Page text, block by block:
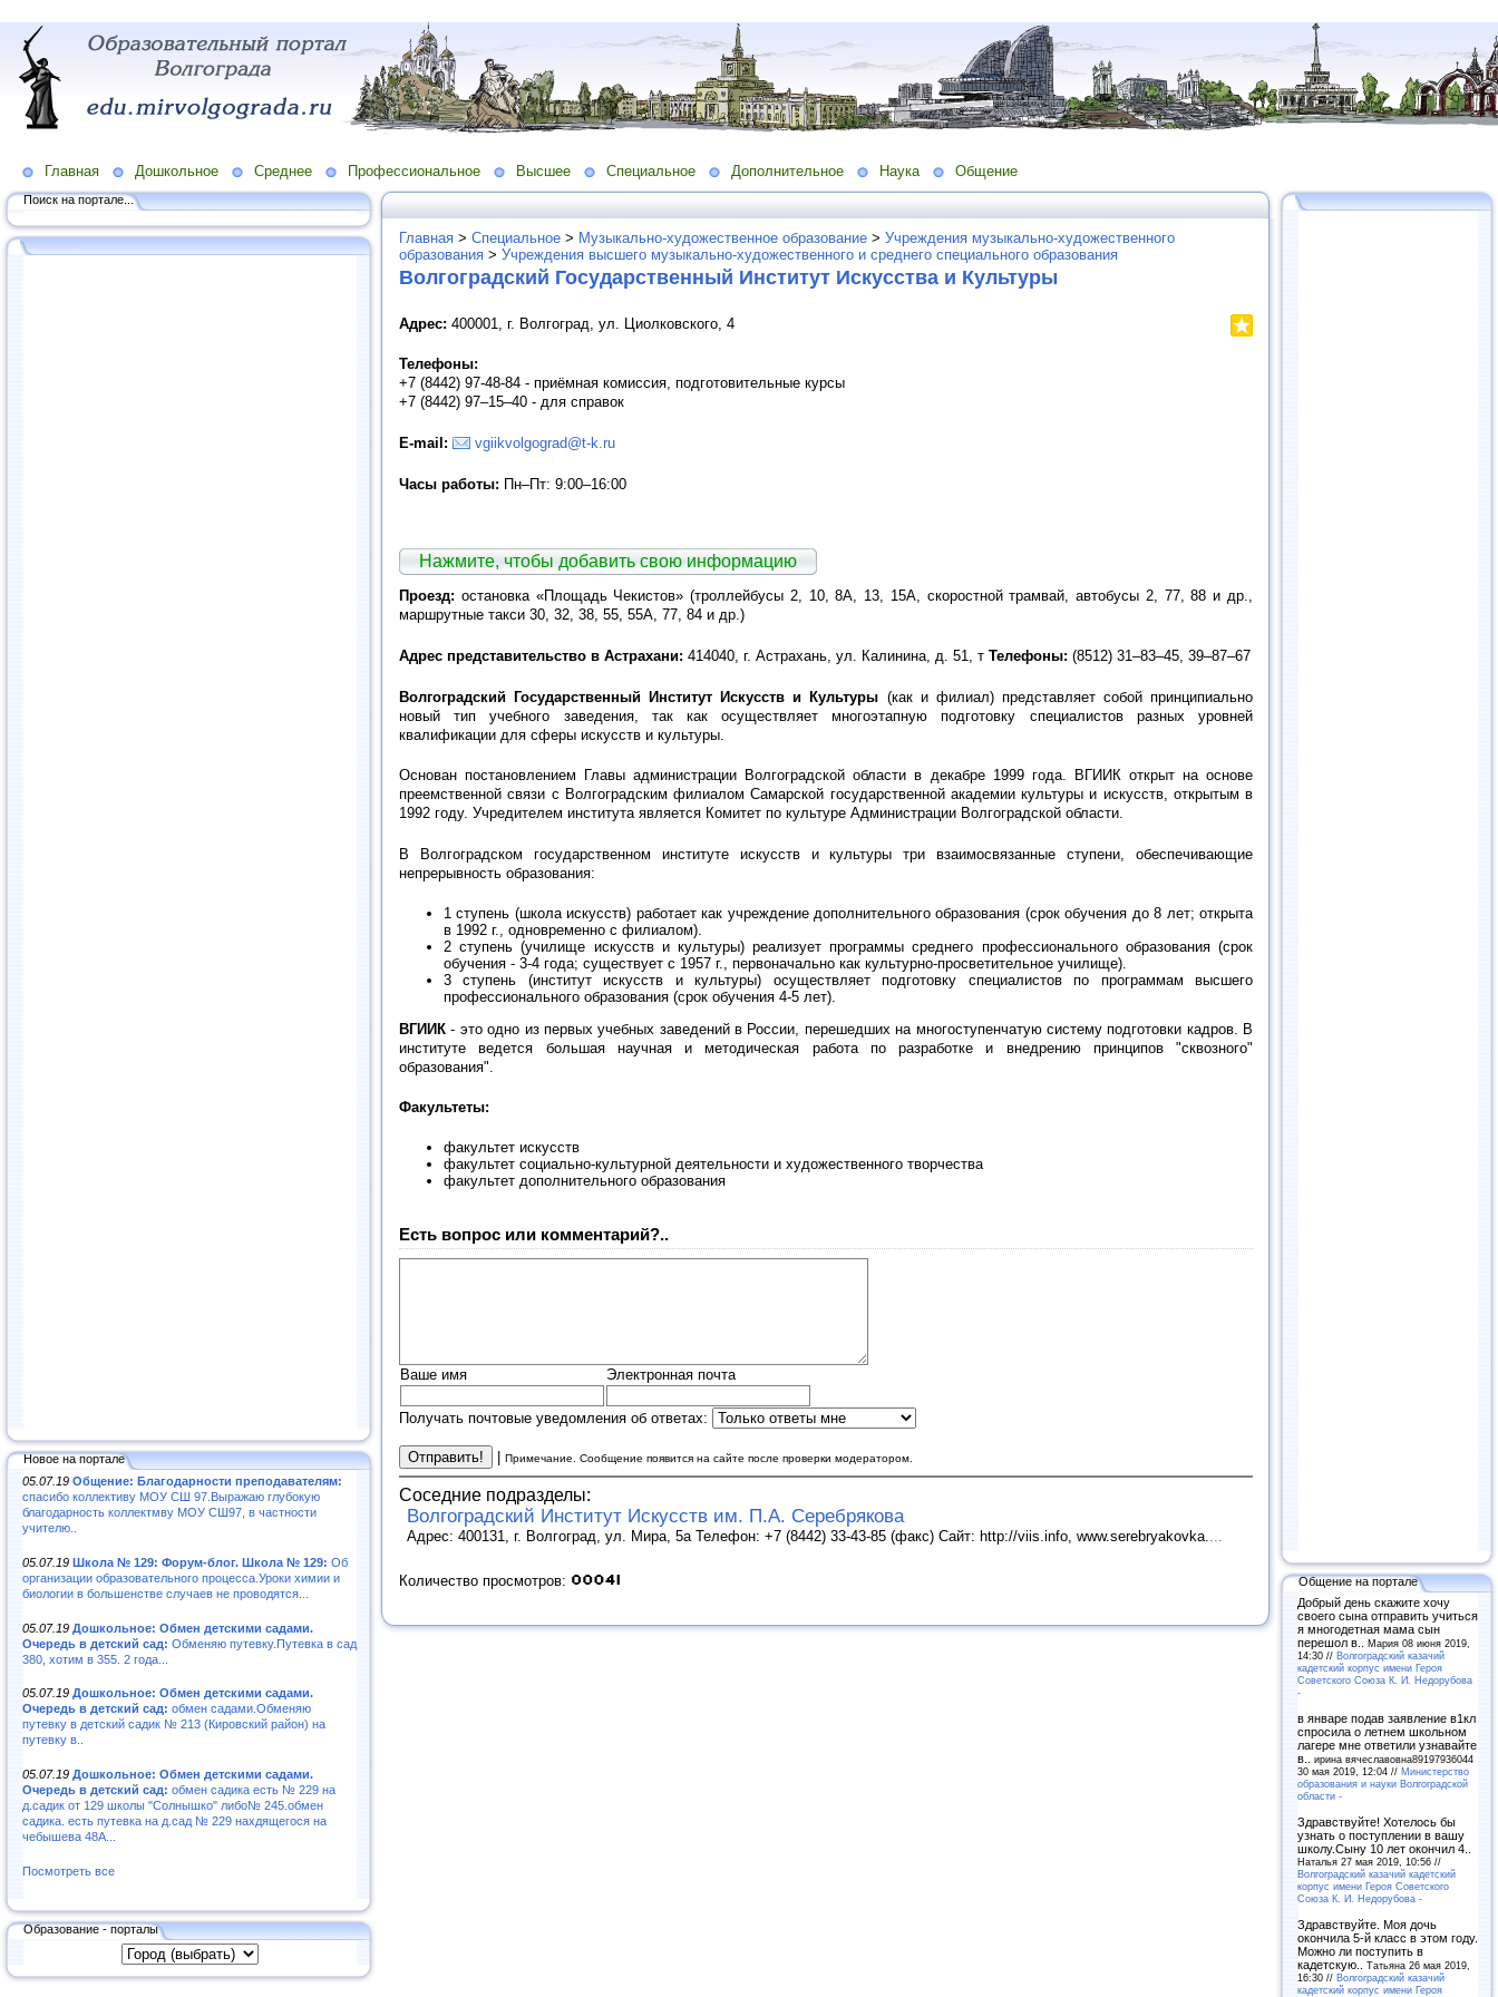
Главная Дошкольное Среднее Профессиональное Высшее Специальное Дополнительное Наука Общение
Поиск на портале...
Новое на портале
05.07.19 Общение: Благодарности преподавателям:
спасибо коллективу МОУ СШ 97.Выражаю глубокую
благодарность коллектмву МОУ СШ97, в частности
учителю..
05.07.19 Школа № 129: Форум-блог. Школа № 129: Об
организации образовательного процесса.Уроки химии и
биологии в большенстве случаев не проводятся...
05.07.19 Дошкольное: Обмен детскими садами.
Очередь в детский сад: Обменяю путевку.Путевка в сад
380, хотим в 355. 2 года...
05.07.19 Дошкольное: Обмен детскими садами.
Очередь в детский сад: обмен садами.Обменяю
путевку в детский садик № 213 (Кировский район) на
путевку в..
05.07.19 Дошкольное: Обмен детскими садами.
Очередь в детский сад: обмен садика есть № 229 на
д.садик от 129 школы "Солнышко" либо№ 245.обмен
садика. есть путевка на д.сад № 229 нахдящегося на
чебышева 48А...
Посмотреть все
Образование - порталы
Главная > Специальное > Музыкально-художественное образование > Учреждения музыкально-художественного
образования > Учреждения высшего музыкально-художественного и среднего специального образования
Волгоградский Государственный Институт Искусства и Культуры
Адрес: 400001, г. Волгоград, ул. Циолковского, 4
Телефоны:
+7 (8442) 97-48-84 - приёмная комиссия, подготовительные курсы
+7 (8442) 97–15–40 - для справок
E-mail : vgiikvolgograd@t-k.ru
Часы работы: Пн–Пт: 9:00–16:00
Нажмите, чтобы добавить свою информацию
Проезд: остановка «Площадь Чекистов» (троллейбусы 2, 10, 8А, 13, 15А, скоростной трамвай, автобусы 2, 77, 88 и др.,
маршрутные такси 30, 32, 38, 55, 55А, 77, 84 и др.)
Адрес представительство в Астрахани: 414040, г. Астрахань, ул. Калинина, д. 51, т Телефоны: (8512) 31–83–45, 39–87–67
Волгоградский Государственный Институт Искусств и Культуры (как и филиал) представляет собой принципиально
новый тип учебного заведения, так как осуществляет многоэтапную подготовку специалистов разных уровней
квалификации для сферы искусств и культуры.
Основан постановлением Главы администрации Волгоградской области в декабре 1999 года. ВГИИК открыт на основе
преемственной связи с Волгоградским филиалом Самарской государственной академии культуры и искусств, открытым в
1992 году. Учредителем института является Комитет по культуре Администрации Волгоградской области.
В Волгоградском государственном институте искусств и культуры три взаимосвязанные ступени, обеспечивающие
непрерывность образования:
1 ступень (школа искусств) работает как учреждение дополнительного образования (срок обучения до 8 лет; открыта
в 1992 г., одновременно с филиалом).
2 ступень (училище искусств и культуры) реализует программы среднего профессионального образования (срок
обучения - 3-4 года; существует с 1957 г., первоначально как культурно-просветительное училище).
3 ступень (институт искусств и культуры) осуществляет подготовку специалистов по программам высшего
профессионального образования (срок обучения 4-5 лет).
ВГИИК - это одно из первых учебных заведений в России, перешедших на многоступенчатую систему подготовки кадров. В
институте ведется большая научная и методическая работа по разработке и внедрению принципов "сквозного"
образования".
Факультеты:
факультет искусств
факультет социально-культурной деятельности и художественного творчества
факультет дополнительного образования
Есть вопрос или комментарий?..
Ваше имя Электронная почта
Получать почтовые уведомления об ответах:
| Примечание. Сообщение появится на сайте после проверки модератором.
Соседние подразделы:
Волгоградский Институт Искусств им. П.А. Серебрякова
Адрес: 400131, г. Волгоград, ул. Мира, 5а Телефон: +7 (8442) 33-43-85 (факс) Сайт: http://viis.info, www.serebryakovka.
Количество просмотров:
Общение на портале
Добрый день скажите хочу
своего сына отправить учиться
я многодетная мама сын
перешол в.. Мария 08 июня 2019,
14:30 // Волгоградский казачий
кадетский корпус имени Героя
Советского Союза К. И. Недорубова
-
в январе подав заявление в1кл
спросила о летнем школьном
лагере мне ответили узнавайте
в.. ирина вячеславовна89197936044
30 мая 2019, 12:04 // Министерство
образования и науки Волгоградской
области -
Здравствуйте! Хотелось бы
узнать о поступлении в вашу
школу.Сыну 10 лет окончил 4..
Наталья 27 мая 2019, 10:56 //
Волгоградский казачий кадетский
корпус имени Героя Советского
Союза К. И. Недорубова -
Здравствуйте. Моя дочь
окончила 5-й класс в этом году.
Можно ли поступить в
кадетскую.. Татьяна 26 мая 2019,
16:30 // Волгоградский казачий
кадетский корпус имени Героя